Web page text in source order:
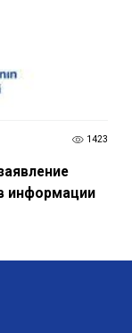
1423
информации